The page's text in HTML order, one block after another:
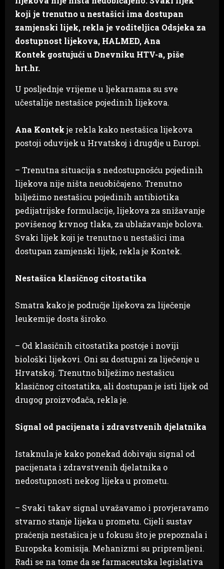
koji je trenutno u nestašici ima dostupan
zamjenski lijek, rekla je voditeljica Odsjeka za
dostupnost lijekova, HALMED, Ana
Kontek gostujući u Dnevniku HTV-a, piše
hrt.hr.
U posljednje vrijeme u ljekarnama su sve
učestalije nestašice pojedinih lijekova.
Ana Kontekje rekla kako nestašica lijekova
postoji oduvijek u Hrvatskoj i drugdje u Europi.
– Trenutna situacija s nedostupnošću pojedinih
lijekova nije ništa neuobičajeno. Trenutno
bilježimo nestašicu pojedinih antibiotika
pedijatrijske formulacije, lijekova za snižavanje
povišenog krvnog tlaka, za ublažavanje bolova.
Svaki lijek koji je trenutno u nestašici ima
dostupan zamjenski lijek, rekla je Kontek.
Nestašica klasičnog citostatika
Smatra kako je područje lijekova za liječenje
leukemije dosta široko.
– Od klasičnih citostatika postoje i noviji
biološki lijekovi. Oni su dostupni za liječenje u
Hrvatskoj. Trenutno bilježimo nestašicu
klasičnog citostatika, ali dostupan je isti lijek od
drugog proizvođača, rekla je.
Signal od pacijenata i zdravstvenih djelatnika
Istaknula je kako ponekad dobivaju signal od
pacijenata i zdravstvenih djelatnika o
nedostupnosti nekog lijeka u prometu.
– Svaki takav signal uvažavamo i provjeravamo
stvarno stanje lijeka u prometu. Cijeli sustav
praćenja nestašica je u fokusu što je prepoznala i
Europska komisija. Mehanizmi su pripremljeni.
Radi se na tome da se farmaceutska legislativa